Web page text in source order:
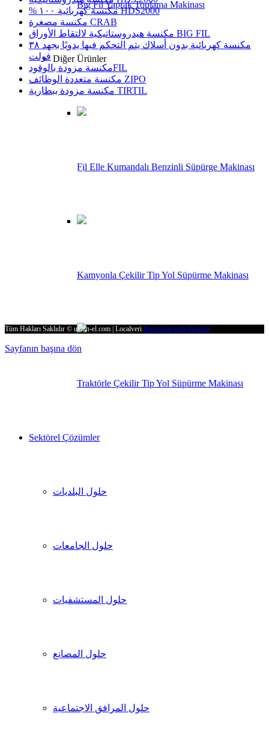
Big Fil Yaprak Toplama Makinası
Diğer Ürünler
Fil Elle Kumandalı Benzinli Süpürge Makinası
Kamyonla Çekilir Tip Yol Süpürme Makinası
Traktörle Çekilir Tip Yol Süpürme Makinası
Sektörel Çözümler
حلول البلديات
حلول الجامعات
حلول المستشفيات
حلول المصانع
حلول المرافق الاجتماعية
% مكنسة كهربائية ١٠٠ HDS2000
مكنسة مصغرة CRAB
مكنسة هيدروستاتيكية لالتقاط الأوراق BIG FIL
مكنسة كهربائية بدون أسلاك يتم التحكم فيها يدويًا بجهد ٣٨
فولت
مكنسة مزودة بالوقودFIL
مكنسة متعددة الوظائف ZIPO
مكنسة مزودة ببطارية TIRTIL
+90 232 873 51 16 (3 Lines)
Tüm Hakları Saklıdır © ustun-el.com | Localveri Kurumsal web Tasarım
Sayfanın başına dön